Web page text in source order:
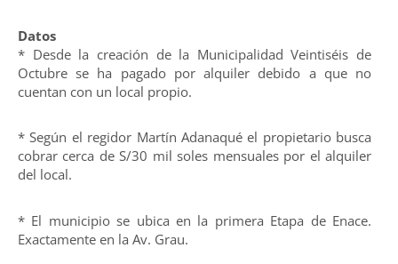
Datos
* Desde la creación de la Municipalidad Veintiséis de
Octubre se ha pagado por alquiler debido a que no
cuentan con un local propio.
* Según el regidor Martín Adanaqué el propietario busca
cobrar cerca de S/30 mil soles mensuales por el alquiler
del local.
* El municipio se ubica en la primera Etapa de Enace.
Exactamente en la Av. Grau.